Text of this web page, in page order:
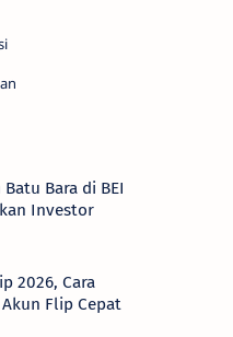
Bara di BEI
Investor
2026, Cara
Flip Cepat